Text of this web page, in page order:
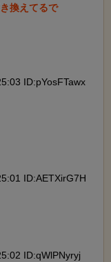
換えてるで
ID:pYosFTawx
ID:AETXirG7H
ID:qWlPNyryj